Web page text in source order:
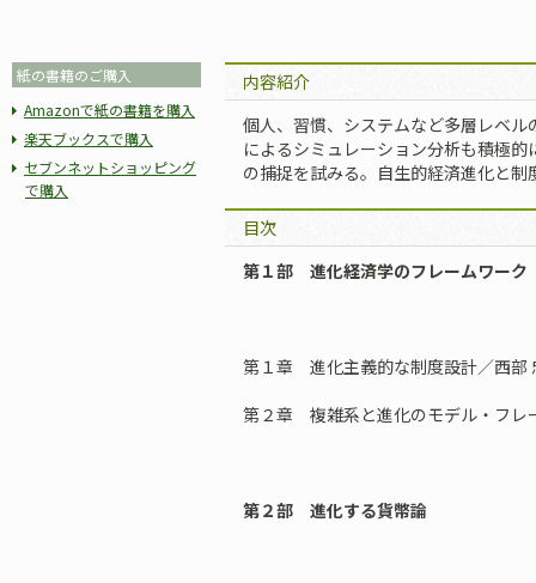
紙の書籍のご購入
Amazonで紙の書籍を購入
楽天ブックスで購入
セブンネットショッピング
で購入
内容紹介
個人、習慣、システムなど多層レベ
によるシミュレーション分析も積極
の捕捉を試みる。自生的経済進化と
目次
第１部 進化経済学のフレームワーク
第１章 進化主義的な制度設計／西部
第２章 複雑系と進化のモデル・フレ
第２部 進化する貨幣論